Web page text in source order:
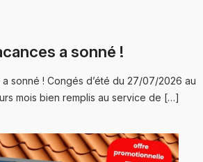
a sonné !
sonné ! Congés d’été du 27/07/2026 au
mois bien remplis au service de […]